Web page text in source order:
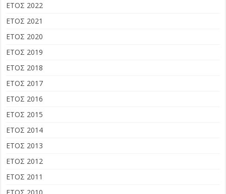
ΕΤΟΣ 2022
ΕΤΟΣ 2021
ΕΤΟΣ 2020
ΕΤΟΣ 2019
ΕΤΟΣ 2018
ΕΤΟΣ 2017
ΕΤΟΣ 2016
ΕΤΟΣ 2015
ΕΤΟΣ 2014
ΕΤΟΣ 2013
ΕΤΟΣ 2012
ΕΤΟΣ 2011